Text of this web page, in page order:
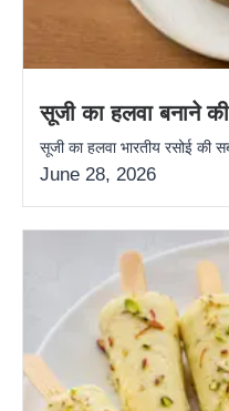
सूजी का हलवा बनाने
सूजी का हलवा भारतीय रसोई की
June 28, 2026